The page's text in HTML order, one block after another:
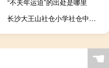
长沙大王山社仓小学社仓中学什么时候开学（大学一般什么时候开学的）
☚